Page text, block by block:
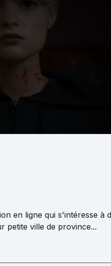
en ligne qui s'intéresse à
petite ville de province...